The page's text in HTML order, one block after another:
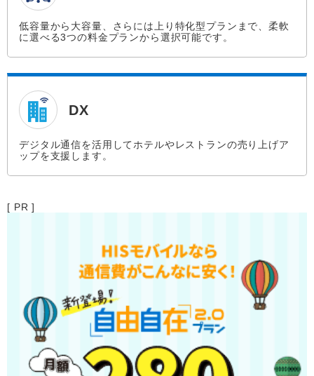
低容量から大容量、さらには上り特化型プランまで、柔軟
に選べる3つの料金プランから選択可能です。
DX
デジタル通信を活用してホテルやレストランの売り上げア
ップを支援します。
[ PR ]